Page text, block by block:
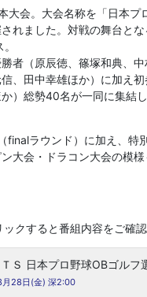
大会。大会名称を「日本プ
れました。対戦の舞台と
者（原辰徳、篠塚和典、
、田中幸雄ほか）に加え初
）総勢40名が一同に集結
finalラウンド）に加え、特
大会・ドラコン大会の模様
クすると番組内容をご確認
Ｓ 日本プロ野球OBゴルフ
月28日(金) 深2:00